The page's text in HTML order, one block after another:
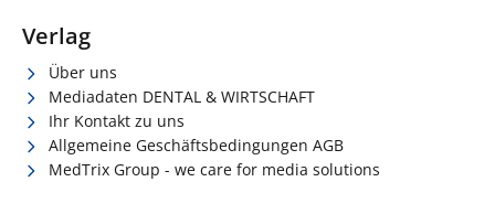
Verlag
Über uns
Mediadaten DENTAL & WIRTSCHAFT
Ihr Kontakt zu uns
Allgemeine Geschäftsbedingungen AGB
MedTrix Group - we care for media solutions